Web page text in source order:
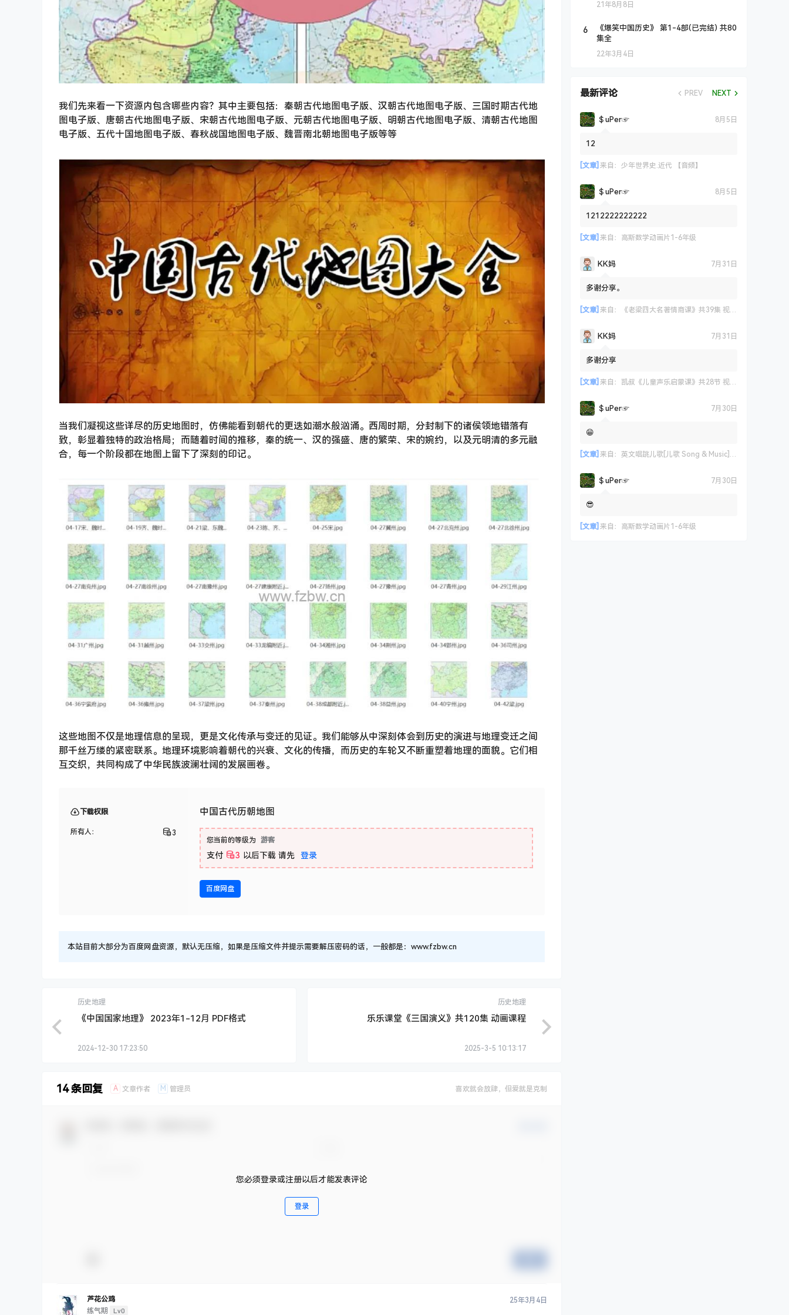
我们先来看一下资源内包含哪些内容？其中主要包括：秦朝古代地图电子版、汉朝古代地图电子版、三国时期古代地
图电子版、唐朝古代地图电子版、宋朝古代地图电子版、元朝古代地图电子版、明朝古代地图电子版、清朝古代地图
电子版、五代十国地图电子版、春秋战国地图电子版、魏晋南北朝地图电子版等等
当我们凝视这些详尽的历史地图时，仿佛能看到朝代的更迭如潮水般汹涌。西周时期，分封制下的诸侯领地错落有
致，彰显着独特的政治格局；而随着时间的推移，秦的统一、汉的强盛、唐的繁荣、宋的婉约，以及元明清的多元融
合，每一个阶段都在地图上留下了深刻的印记。
这些地图不仅是地理信息的呈现，更是文化传承与变迁的见证。我们能够从中深刻体会到历史的演进与地理变迁之间
那千丝万缕的紧密联系。地理环境影响着朝代的兴衰、文化的传播，而历史的车轮又不断重塑着地理的面貌。它们相
互交织，共同构成了中华民族波澜壮阔的发展画卷。
下载权限
所有人： 3
中国古代历朝地图
您当前的等级为 游客
支付 3 以后下载 请先 登录
百度网盘
本站目前大部分为百度网盘资源，默认无压缩，如果是压缩文件并提示需要解压密码的话，一般都是：www.fzbw.cn
历史地理
《中国国家地理》 2023年1-12月 PDF格式
2024-12-30 17:23:50
历史地理
乐乐课堂《三国演义》共120集 动画课程
2025-3-5 10:13:17
14 条回复 A 文章作者 M 管理员 喜欢就会放肆，但爱就是克制
您必须登录或注册以后才能发表评论
登录
芦花公鸡
练气期
Lv0
25年3月4日
21年8月8日
6
《爆笑中国历史》 第1-4部(已完结) 共80
集全
22年3月4日
最新评论 PREV NEXT
＄uΡer☞ 8月5日
12
[文章] 来自： 少年世界史.近代 【音频】
＄uΡer☞ 8月5日
1212222222222
[文章] 来自： 高斯数学动画片1-6年级
KK妈 7月31日
多谢分享。
[文章] 来自： 《老梁四大名著情商课》共39集 视频课程
KK妈 7月31日
多谢分享
[文章] 来自： 凯叔《儿童声乐启蒙课》共28节 视频课程
＄uΡer☞ 7月30日
😁
[文章] 来自： 英文唱跳儿歌[儿歌 Song & Music] 艾米咕噜
＄uΡer☞ 7月30日
😎
[文章] 来自： 高斯数学动画片1-6年级